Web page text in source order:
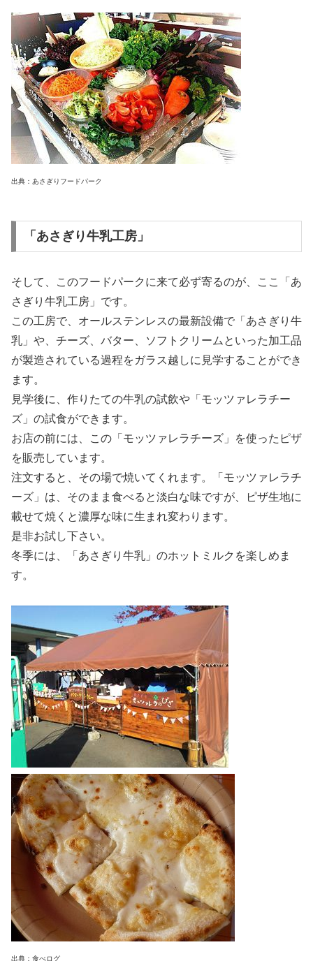
出典：あさぎりフードパーク
「あさぎり牛乳工房」
そして、このフードパークに来て必ず寄るのが、ここ「あ
さぎり牛乳工房」です。
この工房で、オールステンレスの最新設備で「あさぎり牛
乳」や、チーズ、バター、ソフトクリームといった加工品
が製造されている過程をガラス越しに見学することができ
ます。
見学後に、作りたての牛乳の試飲や「モッツァレラチー
ズ」の試食ができます。
お店の前には、この「モッツァレラチーズ」を使ったピザ
を販売しています。
注文すると、その場で焼いてくれます。「モッツァレラチ
ーズ」は、そのまま食べると淡白な味ですが、ピザ生地に
載せて焼くと濃厚な味に生まれ変わります。
是非お試し下さい。
冬季には、「あさぎり牛乳」のホットミルクを楽しめま
す。
出典：食べログ